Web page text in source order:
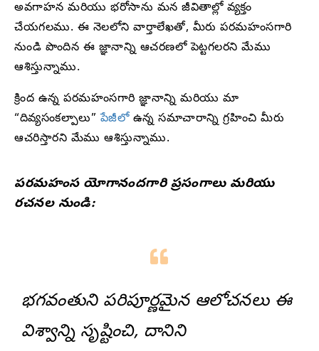
అవగాహన మరియు భరోసాను మన జీవితాల్లో వ్యక్తం
చేయగలము. ఈ నెలలోని వార్తాలేఖతో, మీరు పరమహంసగారి
నుండి పొందిన ఈ జ్ఞానాన్ని ఆచరణలో పెట్టగలరని మేము
ఆశిస్తున్నాము.
క్రింద ఉన్న పరమహంసగారి జ్ఞానాన్ని మరియు మా
“దివ్యసంకల్పాలు”పేజీలోఉన్న సమాచారాన్ని గ్రహించి మీరు
ఆచరిస్తారని మేము ఆశిస్తున్నాము.
పరమహంస యోగానందగారి ప్రసంగాలు మరియు
రచనల నుండి:
భగవంతుని పరిపూర్ణమైన ఆలోచనలు ఈ
విశ్వాన్ని సృష్టించి, దానిని